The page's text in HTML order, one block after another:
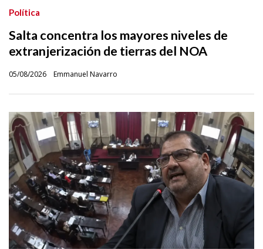
Salta concentra los mayores niveles de
extranjerización de tierras del NOA
Emmanuel Navarro
Política
05/08/2026